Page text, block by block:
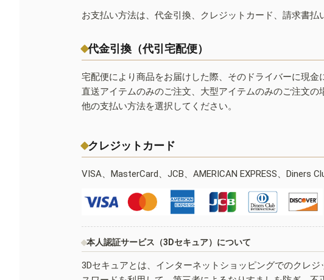
お支払い方法は、代金引換、クレジットカード、請求書払
代金引換（代引宅配便）
宅配便により商品をお届けした際、そのドライバーに現金
直送アイテムのみのご注文、大型アイテムのみのご注文の
他の支払い方法を選択してください。
クレジットカード
VISA、MasterCard、JCB、AMERICAN EXPRESS、Diners
本人認証サービス（3Dセキュア）について
3Dセキュアとは、インターネットショッピングでのクレ